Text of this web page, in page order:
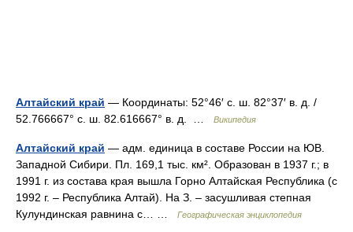
Алтайский край — Координаты: 52°46′ с. ш. 82°37′ в. д. /
52.766667° с. ш. 82.616667° в. д. …
Википедия
Алтайский край — адм. единица в составе России на ЮВ.
Западной Сибири. Пл. 169,1 тыс. км². Образован в 1937 г.; в
1991 г. из состава края вышла Горно Алтайская Республика (с
1992 г. – Республика Алтай). На З. – засушливая степная
Кулундинская равнина с… …
Географическая энциклопедия